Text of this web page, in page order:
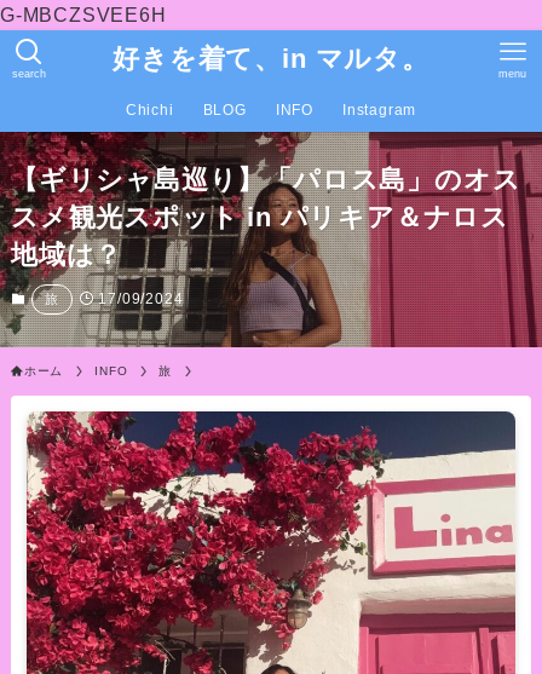
G-MBCZSVEE6H
好きを着て、in マルタ。
search menu
Chichi BLOG INFO Instagram
【ギリシャ島巡り】「パロス島」のオス
スメ観光スポット in パリキア＆ナロス
地域は？
旅 17/09/2024
ホーム INFO 旅